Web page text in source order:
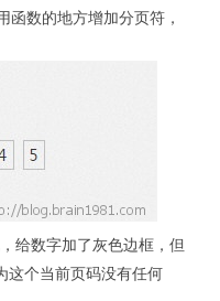
数的地方增加分页符，
给数字加了灰色边框，但
这个当前页码没有任何